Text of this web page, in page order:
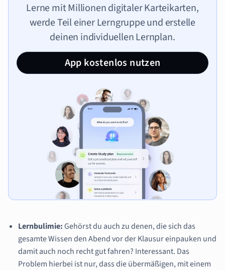
Lerne mit Millionen digitaler Karteikarten,
werde Teil einer Lerngruppe und erstelle
deinen individuellen Lernplan.
App kostenlos nutzen
Lernbulimie:Gehörst du auch zu denen, die sich das
gesamte Wissen den Abend vor der Klausur einpauken und
damit auch noch recht gut fahren? Interessant. Das
Problem hierbei ist nur, dass die übermäßigen, mit einem